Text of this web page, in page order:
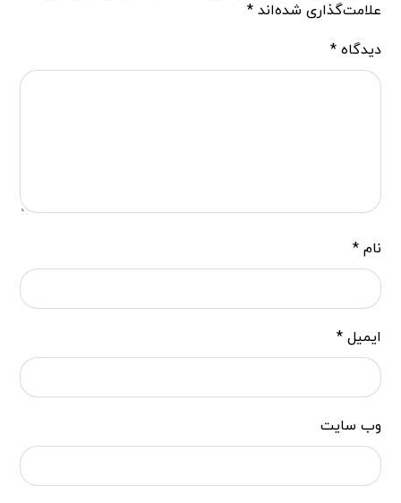
علامت‌گذاری شده‌اند*
دیدگاه*
نام*
ایمیل*
وب‌ سایت